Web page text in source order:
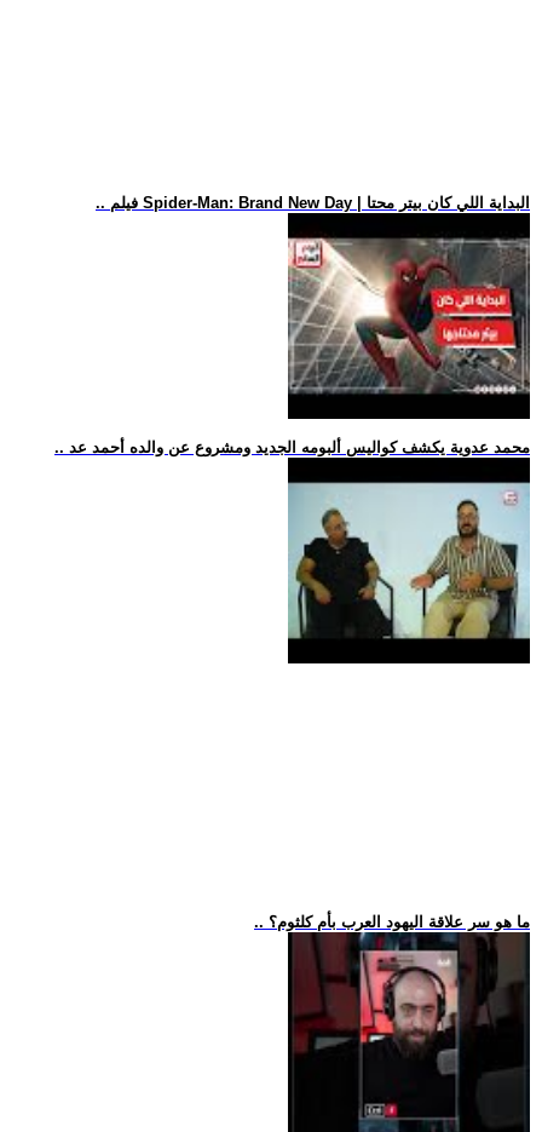
.. فيلم Spider-Man: Brand New Day | البداية اللي كان بيتر محتا
.. محمد عدوية يكشف كواليس ألبومه الجديد ومشروع عن والده أحمد عد
.. ما هو سر علاقة اليهود العرب بأم كلثوم؟